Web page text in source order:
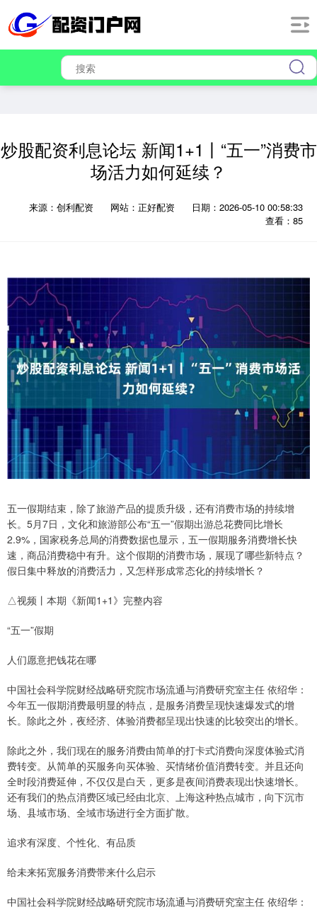
炒股配资利息论坛 新闻1+1丨“五一”消费市
场活力如何延续？
来源：创利配资 网站：正好配资
日期：2026-05-10 00:58:33
查看：85
五一假期结束，除了旅游产品的提质升级，还有消费市场的持续增
长。5月7日，文化和旅游部公布“五一”假期出游总花费同比增长
2.9%，国家税务总局的消费数据也显示，五一假期服务消费增长快
速，商品消费稳中有升。这个假期的消费市场，展现了哪些新特点？
假日集中释放的消费活力，又怎样形成常态化的持续增长？
△视频丨本期《新闻1+1》完整内容
“五一”假期
人们愿意把钱花在哪
中国社会科学院财经战略研究院市场流通与消费研究室主任 依绍华：
今年五一假期消费最明显的特点，是服务消费呈现快速爆发式的增
长。除此之外，夜经济、体验消费都呈现出快速的比较突出的增长。
除此之外，我们现在的服务消费由简单的打卡式消费向深度体验式消
费转变。从简单的买服务向买体验、买情绪价值消费转变。并且还向
全时段消费延伸，不仅仅是白天，更多是夜间消费表现出快速增长。
还有我们的热点消费区域已经由北京、上海这种热点城市，向下沉市
场、县域市场、全域市场进行全方面扩散。
追求有深度、个性化、有品质
给未来拓宽服务消费带来什么启示
中国社会科学院财经战略研究院市场流通与消费研究室主任 依绍华：